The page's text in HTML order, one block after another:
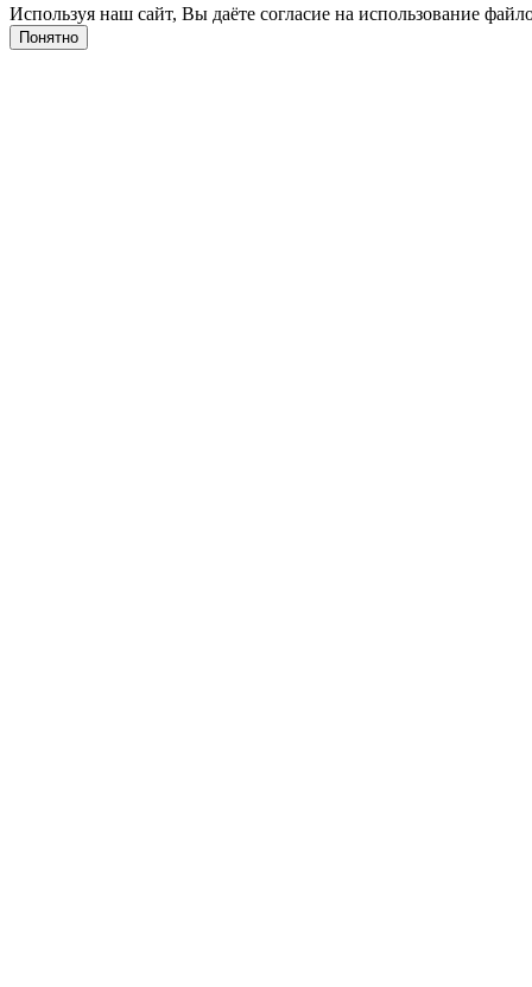
Используя наш сайт, Вы даёте согласие на использование
Понятно